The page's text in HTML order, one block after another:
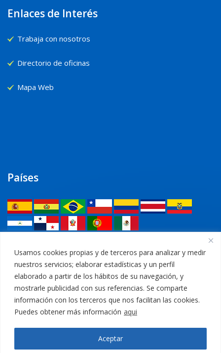
Usamos cookies propias y de terceros para analizar y medir
nuestros servicios; elaborar estadísticas y un perfil
elaborado a partir de los hábitos de su navegación, y
mostrarle publicidad con sus referencias. Se comparte
información con los terceros que nos facilitan las cookies.
Puedes obtener más información aqui
Aceptar
Enlaces de Interés
Trabaja con nosotros
Directorio de oficinas
Mapa Web
Países
Legal
Política de privacidad
Aviso Legal